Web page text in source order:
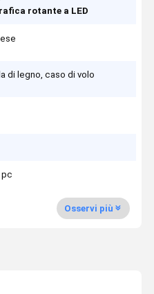
rotante a LED
di legno, caso di volo
pc
Osservi più